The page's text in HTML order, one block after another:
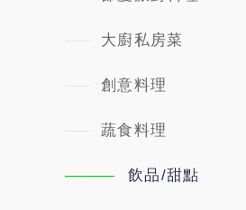
大廚私房菜
創意料理
蔬食料理
飲品/甜點